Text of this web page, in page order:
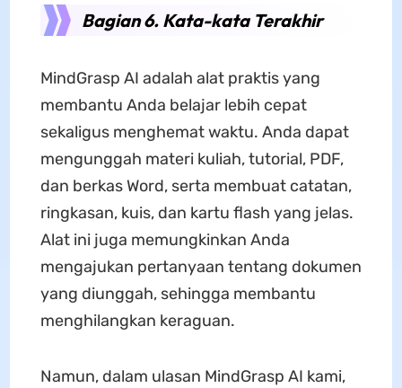
Bagian 6. Kata-kata Terakhir
MindGrasp AI adalah alat praktis yang
membantu Anda belajar lebih cepat
sekaligus menghemat waktu. Anda dapat
mengunggah materi kuliah, tutorial, PDF,
dan berkas Word, serta membuat catatan,
ringkasan, kuis, dan kartu flash yang jelas.
Alat ini juga memungkinkan Anda
mengajukan pertanyaan tentang dokumen
yang diunggah, sehingga membantu
menghilangkan keraguan.
Namun, dalam ulasan MindGrasp AI kami,